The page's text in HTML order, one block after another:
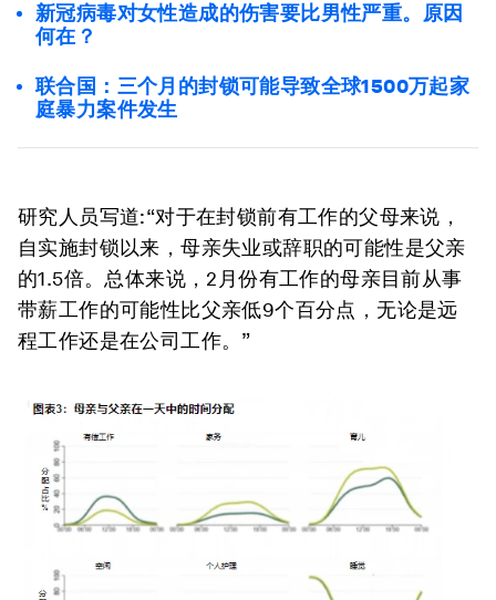
新冠病毒对女性造成的伤害要比男性严重。原因
何在？
联合国：三个月的封锁可能导致全球1500万起家
庭暴力案件发生
研究人员写道:“对于在封锁前有工作的父母来说，
自实施封锁以来，母亲失业或辞职的可能性是父亲
的1.5倍。总体来说，2月份有工作的母亲目前从事
带薪工作的可能性比父亲低9个百分点，无论是远
程工作还是在公司工作。”